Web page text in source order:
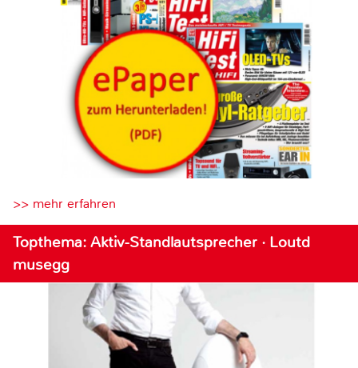
>> mehr erfahren
Topthema: Aktiv-Standlautsprecher · Loutd
musegg